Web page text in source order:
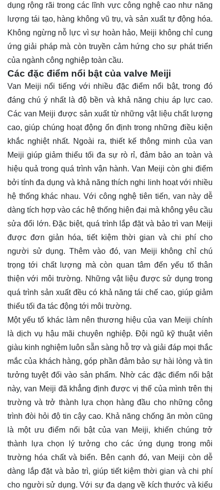
dụng rộng rãi trong các lĩnh vực công nghệ cao như năng
lượng tái tạo, hàng không vũ trụ, và sản xuất tự động hóa.
Không ngừng nỗ lực vì sự hoàn hảo, Meiji không chỉ cung
ứng giải pháp mà còn truyền cảm hứng cho sự phát triển
của ngành công nghiệp toàn cầu.
Các đặc điểm nổi bật của valve Meiji
Van Meiji nổi tiếng với nhiều đặc điểm nổi bật, trong đó
đáng chú ý nhất là độ bền và khả năng chịu áp lực cao.
Các van Meiji được sản xuất từ những vật liệu chất lượng
cao, giúp chúng hoạt động ổn định trong những điều kiện
khắc nghiệt nhất. Ngoài ra, thiết kế thông minh của van
Meiji giúp giảm thiểu tối đa sự rò rỉ, đảm bảo an toàn và
hiệu quả trong quá trình vận hành. Van Meiji còn ghi điểm
bởi tính đa dụng và khả năng thích nghi linh hoạt với nhiều
hệ thống khác nhau. Với công nghệ tiên tiến, van này dễ
dàng tích hợp vào các hệ thống hiện đại mà không yêu cầu
sửa đổi lớn. Đặc biệt, quá trình lắp đặt và bảo trì van Meiji
được đơn giản hóa, tiết kiệm thời gian và chi phí cho
người sử dụng. Thêm vào đó, van Meiji không chỉ chú
trọng tới chất lượng mà còn quan tâm đến yếu tố thân
thiện với môi trường. Những vật liệu được sử dụng trong
quá trình sản xuất đều có khả năng tái chế cao, giúp giảm
thiểu tối đa tác động tới môi trường.
Một yếu tố khác làm nên thương hiệu của van Meiji chính
là dịch vụ hậu mãi chuyên nghiệp. Đội ngũ kỹ thuật viên
giàu kinh nghiệm luôn sẵn sàng hỗ trợ và giải đáp mọi thắc
mắc của khách hàng, góp phần đảm bảo sự hài lòng và tin
tưởng tuyệt đối vào sản phẩm. Nhờ các đặc điểm nổi bật
này, van Meiji đã khẳng định được vị thế của mình trên thị
trường và trở thành lựa chọn hàng đầu cho những công
trình đòi hỏi độ tin cậy cao. Khả năng chống ăn mòn cũng
là một ưu điểm nổi bật của van Meiji, khiến chúng trở
thành lựa chọn lý tưởng cho các ứng dụng trong môi
trường hóa chất và biển. Bên cạnh đó, van Meiji còn dễ
dàng lắp đặt và bảo trì, giúp tiết kiệm thời gian và chi phí
cho người sử dụng. Với sự đa dạng về kích thước và kiểu